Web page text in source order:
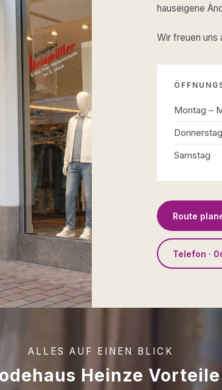
hauseigene
Wir freuen uns
Montag –
Samstag
Route
Telefon ·
ALLES AUF EINEN BLICK
Heinze Vorteile